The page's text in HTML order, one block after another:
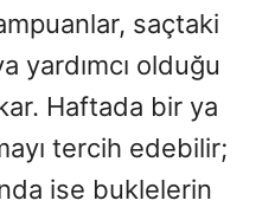
saçtaki
yardımcı olduğu
Haftada bir ya
tercih edebilir;
ise buklelerin